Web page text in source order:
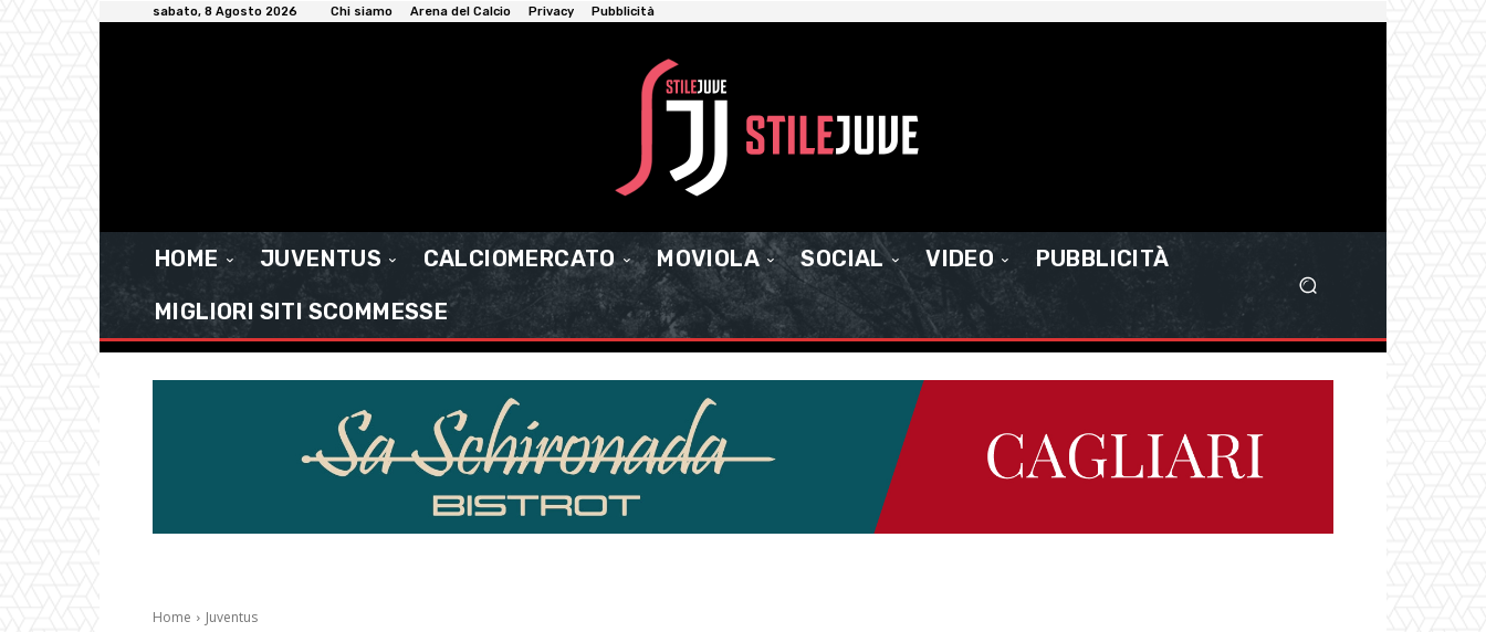
sabato, 8 Agosto 2026 Chi siamo Arena del Calcio Privacy Pubblicità
HOME JUVENTUS CALCIOMERCATO MOVIOLA SOCIAL VIDEO
PUBBLICITÀ
MIGLIORI SITI SCOMMESSE
Home Juventus